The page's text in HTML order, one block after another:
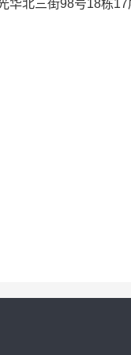
华北三街98号18栋17